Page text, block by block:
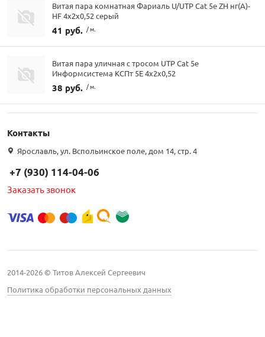
Витая пара комнатная Фариаль U/UTP Cat 5e ZH нг(А)-
HF 4x2x0,52 серый
41 руб. / м.
Витая пара уличная с тросом UTP Cat 5е
Информсистема КСПт 5Е 4х2х0,52
38 руб. / м.
Контакты
Ярославль, ул. Вспольинское поле, дом 14, стр. 4
+7 (930) 114-04-06
Заказать звонок
2014-2026 © Титов Алексей Сергеевич
Политика обработки персональных данных